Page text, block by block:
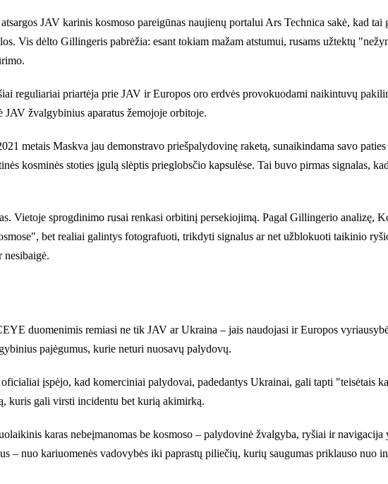
JAV karinis kosmoso pareigūnas naujienų portalui Ars Technica sakė, kad
Vis dėlto Gillingeris pabrėžia: esant tokiam mažam atstumui, rusams užtektų
reguliariai priartėja prie JAV ir Europos oro erdvės provokuodami naikintuvų
JAV žvalgybinius aparatus žemojoje orbitoje.
metais Maskva jau demonstravo priešpalydovinę raketą, sunaikindama savo
kosminės stoties įgulą slėptis prieglobsčio kapsulėse. Tai buvo pirmas signalas,
Vietoje sprogdinimo rusai renkasi orbitinį persekiojimą. Pagal Gillingerio analizę,
bet realiai galintys fotografuoti, trikdyti signalus ar net užblokuoti taikinio
nesibaigė.
duomenimis remiasi ne tik JAV ar Ukraina – jais naudojasi ir Europos
pajėgumus, kurie neturi nuosavų palydovų.
įspėjo, kad komerciniai palydovai, padedantys Ukrainai, gali tapti "teisėtais
kuris gali virsti incidentu bet kurią akimirką.
karas nebeįmanomas be kosmoso – palydovinė žvalgyba, ryšiai ir
– nuo kariuomenės vadovybės iki paprastų piliečių, kurių saugumas priklauso nuo